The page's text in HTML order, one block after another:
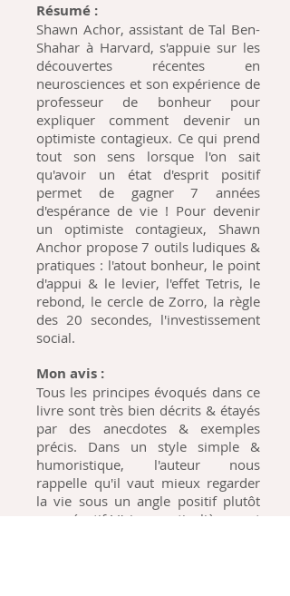
Résumé :
Shawn Achor, assistant de Tal Ben-
Shahar à Harvard, s'appuie sur les
découvertes récentes en
neurosciences et son expérience de
professeur de bonheur pour
expliquer comment devenir un
optimiste contagieux. Ce qui prend
tout son sens lorsque l'on sait
qu'avoir un état d'esprit positif
permet de gagner 7 années
d'espérance de vie ! Pour devenir
un optimiste contagieux, Shawn
Anchor propose 7 outils ludiques &
pratiques : l'atout bonheur, le point
d'appui & le levier, l'effet Tetris, le
rebond, le cercle de Zorro, la règle
des 20 secondes, l'investissement
social.
Mon avis :
Tous les principes évoqués dans ce
livre sont très bien décrits & étayés
par des anecdotes & exemples
précis. Dans un style simple &
humoristique, l'auteur nous
rappelle qu'il vaut mieux regarder
la vie sous un angle positif plutôt
que négatif ! J'aime particulièrement